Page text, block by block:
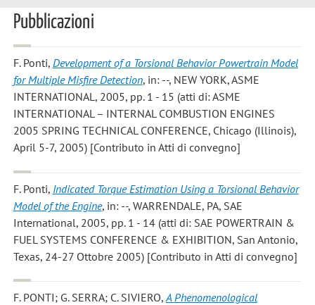
Pubblicazioni
F. Ponti, Development of a Torsional Behavior Powertrain Model
for Multiple Misfire Detection, in: --, NEW YORK, ASME
INTERNATIONAL, 2005, pp. 1 - 15 (atti di: ASME
INTERNATIONAL – INTERNAL COMBUSTION ENGINES
2005 SPRING TECHNICAL CONFERENCE, Chicago (Illinois),
April 5-7, 2005) [Contributo in Atti di convegno]
F. Ponti, Indicated Torque Estimation Using a Torsional Behavior
Model of the Engine, in: --, WARRENDALE, PA, SAE
International, 2005, pp. 1 - 14 (atti di: SAE POWERTRAIN &
FUEL SYSTEMS CONFERENCE & EXHIBITION, San Antonio,
Texas, 24-27 Ottobre 2005) [Contributo in Atti di convegno]
F. PONTI; G. SERRA; C. SIVIERO, A Phenomenological